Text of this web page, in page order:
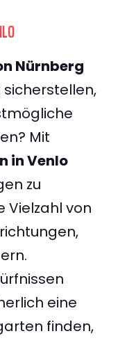
Nürnberg
Mit
in Venlo
zu
Vielzahl von
eine
finden,